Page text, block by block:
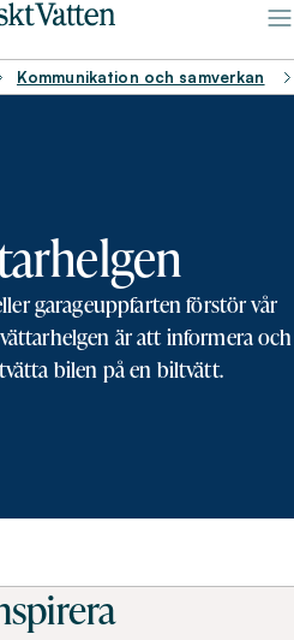
Kommunikation och samverkan
garageuppfarten förstör vår
är att informera och
bilen på en biltvätt.